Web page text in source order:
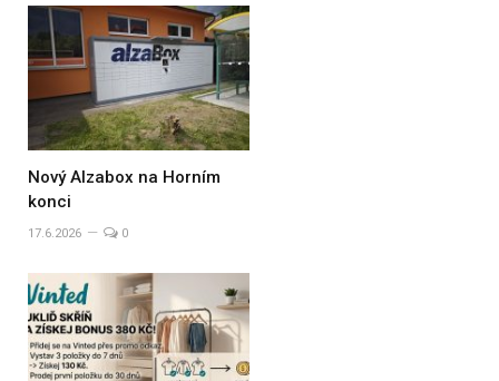
Nový Alzabox na Horním
konci
17.6.2026 0